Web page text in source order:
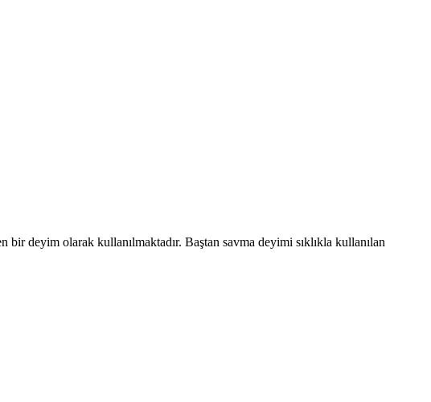
deyim olarak kullanılmaktadır. Baştan savma deyimi sıklıkla kullanılan